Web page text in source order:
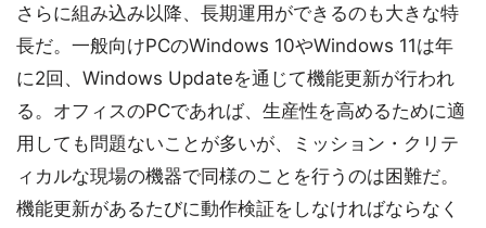
さらに組み込み以降、長期運用ができるのも大きな特
長だ。一般向けPCのWindows 10やWindows 11は年
に2回、Windows Updateを通じて機能更新が行われ
る。オフィスのPCであれば、生産性を高めるために適
用しても問題ないことが多いが、ミッション・クリテ
ィカルな現場の機器で同様のことを行うのは困難だ。
機能更新があるたびに動作検証をしなければならなく